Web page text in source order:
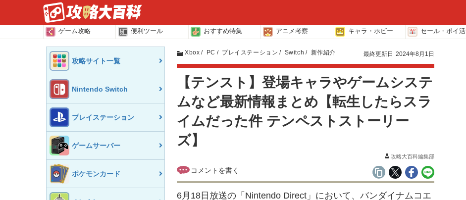
ゲーム攻略 便利ツール おすすめ特集 アニメ考察 キャラ・ホビー セール・ポイ活
攻略サイト一覧
Nintendo Switch
プレイステーション
ゲームサーバー
ポケモンカード
Xbox PC プレイステーション Switch 新作紹介 最終更新日 2024年8月1日
【テンスト】登場キャラやゲームシステ
ムなど最新情報まとめ【転生したらスラ
イムだった件 テンペストストーリー
ズ】
攻略大百科編集部
6月18日放送の「Nintendo Direct」において、バンダイナムコエ